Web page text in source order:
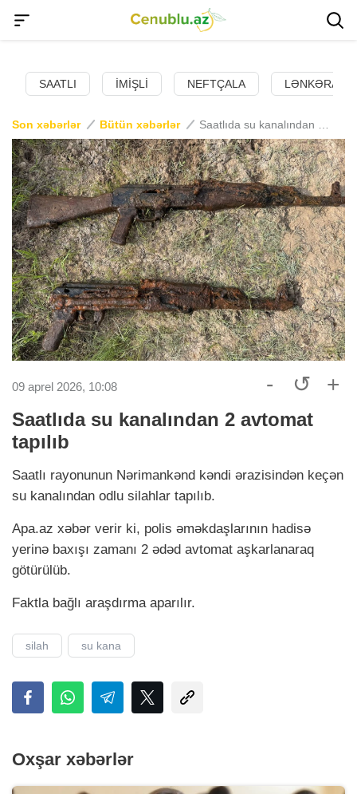
SAATLI İMIŞLI NEFTÇALA LƏNKƏRAN
Son xəbərlər Bütün xəbərlər
09 aprel 2026, 10:08 - ↺ +
Saatlıda su kanalından 2 avtomat
tapılıb
Saatlı rayonunun Nərimankənd kəndi ərazisindən keçən
su kanalından odlu silahlar tapılıb.
Apa.аz xəbər verir ki, polis əməkdaşlarının hadisə
yerinə baxışı zamanı 2 ədəd avtomat aşkarlanaraq
götürülüb.
Faktla bağlı araşdırma aparılır.
silah su kana
Oxşar xəbərlər